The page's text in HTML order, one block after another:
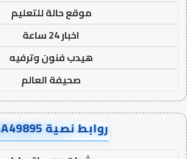
موقع حالة للتعليم
اخبار 24 ساعة
هيدب فنون وترفيه
صحيفة العالم
روابط نصية AA49895